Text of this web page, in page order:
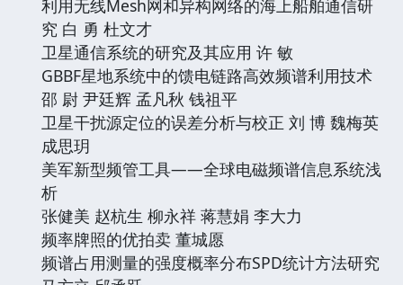
利用无线Mesh网和异构网络的海上船舶通信研
究 白 勇 杜文才
卫星通信系统的研究及其应用 许 敏
GBBF星地系统中的馈电链路高效频谱利用技术
邵 尉 尹廷辉 孟凡秋 钱祖平
卫星干扰源定位的误差分析与校正 刘 博 魏梅英
成思玥
美军新型频管工具——全球电磁频谱信息系统浅
析
张健美 赵杭生 柳永祥 蒋慧娟 李大力
频率牌照的优拍卖 董城愿
频谱占用测量的强度概率分布SPD统计方法研究